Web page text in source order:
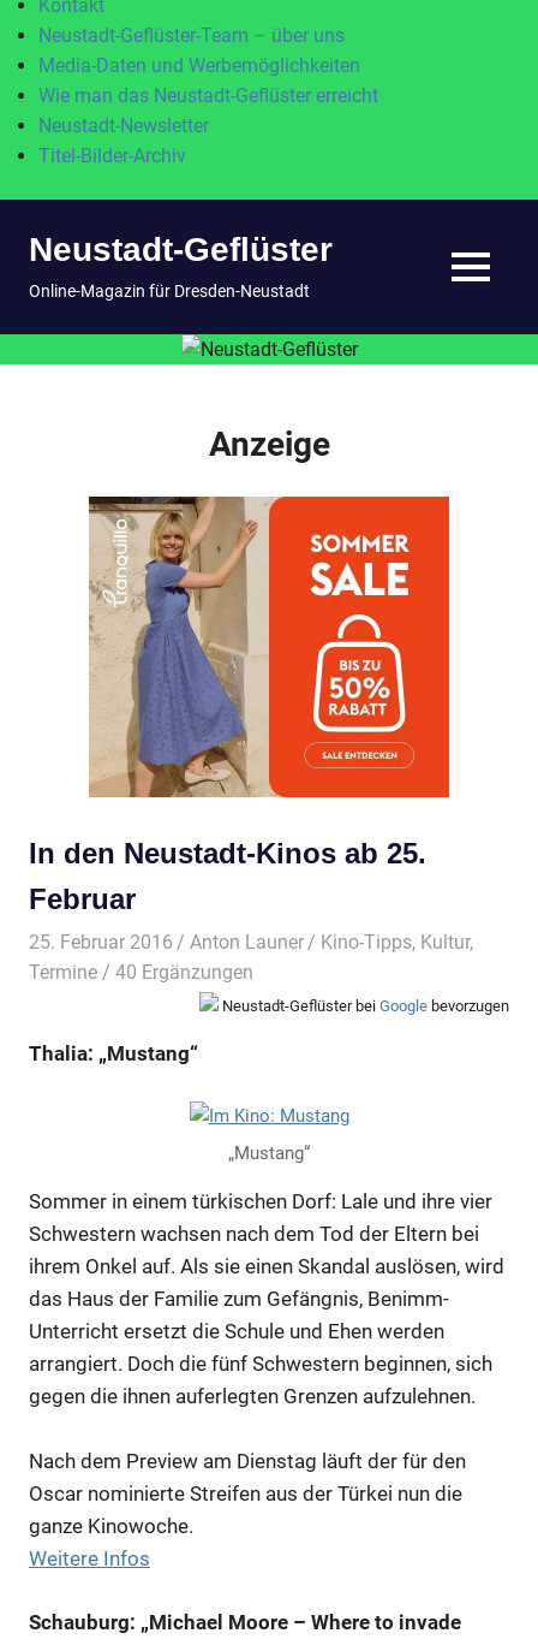
Kontakt
Neustadt-Geflüster-Team – über uns
Media-Daten und Werbemöglichkeiten
Wie man das Neustadt-Geflüster erreicht
Neustadt-Newsletter
Titel-Bilder-Archiv
InhaltNeustadt-Geflüster
Online-Magazin für Dresden-Neustadt MENÜ
Anzeige
In den Neustadt-Kinos ab 25.
Februar
25. Februar 2016 Anton Launer Kino-Tipps, Kultur,
Termine / 40 Ergänzungen
Neustadt-Geflüster bei Google bevorzugen
Thalia: „Mustang“
„Mustang“
Sommer in einem türkischen Dorf: Lale und ihre vier
Schwestern wachsen nach dem Tod der Eltern bei
ihrem Onkel auf. Als sie einen Skandal auslösen, wird
das Haus der Familie zum Gefängnis, Benimm-
Unterricht ersetzt die Schule und Ehen werden
arrangiert. Doch die fünf Schwestern beginnen, sich
gegen die ihnen auferlegten Grenzen aufzulehnen.
Nach dem Preview am Dienstag läuft der für den
Oscar nominierte Streifen aus der Türkei nun die
ganze Kinowoche.
Weitere Infos
Schauburg: „Michael Moore – Where to invade